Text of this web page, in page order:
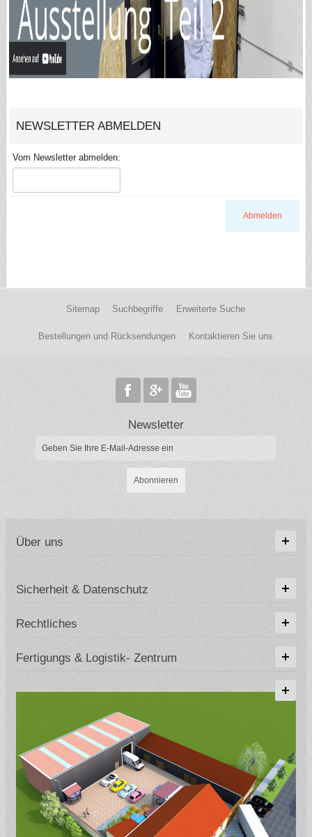
NEWSLETTER ABMELDEN
Vom Newsletter abmelden:
Abmelden
Sitemap Suchbegriffe Erweiterte Suche
Bestellungen und Rücksendungen Kontaktieren Sie uns
Newsletter
Abonnieren
Über uns
Sicherheit & Datenschutz
Rechtliches
Fertigungs & Logistik- Zentrum